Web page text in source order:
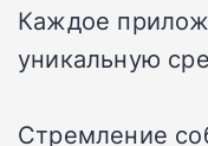
Каждое
уникальную
Стремление